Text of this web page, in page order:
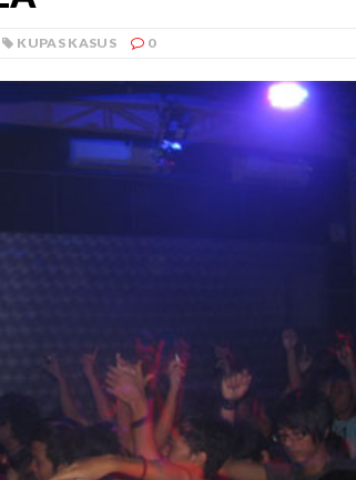
KUPAS KASUS 0